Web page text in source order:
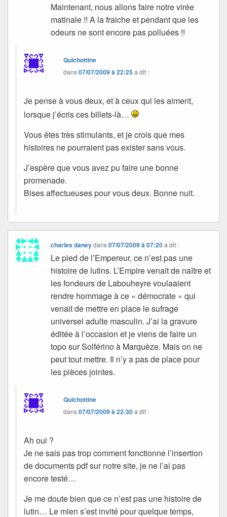
Maintenant, nous allons faire notre virée
matinale !! A la fraiche et pendant que les
odeurs ne sont encore pas polluées !!
Quichottine
dans07/07/2009 à 22:25a dit :
Je pense à vous deux, et à ceux qui les aiment,
lorsque j’écris ces billets-là…
Vous êtes très stimulants, et je crois que mes
histoires ne pourraient pas exister sans vous.
J’espère que vous avez pu faire une bonne
promenade.
Bises affectueuses pour vous deux. Bonne nuit.
charles daneydans07/07/2009 à 07:20 a dit :
Le pied de l’Empereur, ce n’est pas une
histoire de lutins. L’Empire venait de naître et
les fondeurs de Labouheyre voulaaient
rendre hommage à ce « démocrate » qui
venait de mettre en place le sufrage
universel adulte masculin. J’ai la gravure
éditée à l’occasion et je viens de faire un
topo sur Solférino à Marquèze. Mais on ne
peut tout mettre. Il n’y a pas de place pour
les pièces jointes.
Quichottine
dans07/07/2009 à 22:30a dit :
Ah oui ?
Je ne sais pas trop comment fonctionne l’insertion
de documents pdf sur notre site, je ne l’ai pas
encore testé…
Je me doute bien que ce n’est pas une histoire de
lutin… Le mien s’est invité pour quelque temps,